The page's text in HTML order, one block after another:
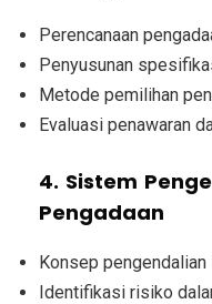
Perencanaan
Penyusunan
Metode pemilihan
Evaluasi penawaran
4. Sistem
Pengadaan
Konsep
Identifikasi risiko